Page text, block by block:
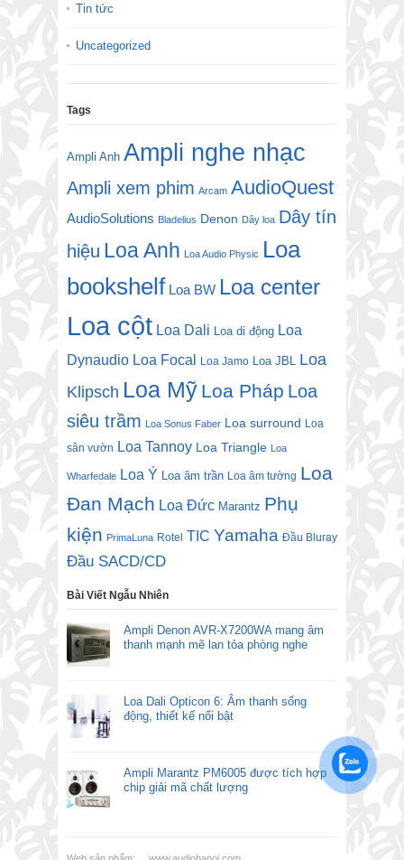
Tin tức
Uncategorized
Tags
Ampli Anh Ampli nghe nhạc
Ampli xem phim Arcam AudioQuest
AudioSolutions Bladelius Denon Dây loa Dây tín
hiệu Loa Anh Loa Audio Physic Loa
bookshelf Loa BW Loa center
Loa cột Loa Dali Loa di động Loa
Dynaudio Loa Focal Loa Jamo Loa JBL
Loa
Klipsch Loa Mỹ Loa Pháp Loa
siêu trầm Loa Sonus Faber Loa surround Loa
sân vườn Loa Tannoy Loa Triangle Loa
Wharfedale Loa Ý Loa âm trần Loa âm tường Loa
Đan Mạch Loa Đức Marantz Phụ
kiện PrimaLuna Rotel TIC Yamaha Đầu Bluray
Đầu SACD/CD
Bài Viết Ngẫu Nhiên
Ampli Denon AVR-X7200WA mang âm
thanh mạnh mẽ lan tỏa phòng nghe
Loa Dali Opticon 6: Âm thanh sống
động, thiết kế nổi bật
Ampli Marantz PM6005 được tích hợp
chip giải mã chất lượng